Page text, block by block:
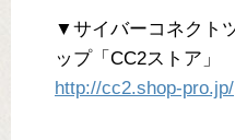
▼サイバーコネクト
ップ「CC2ストア」
http://cc2.shop-pro.jp/